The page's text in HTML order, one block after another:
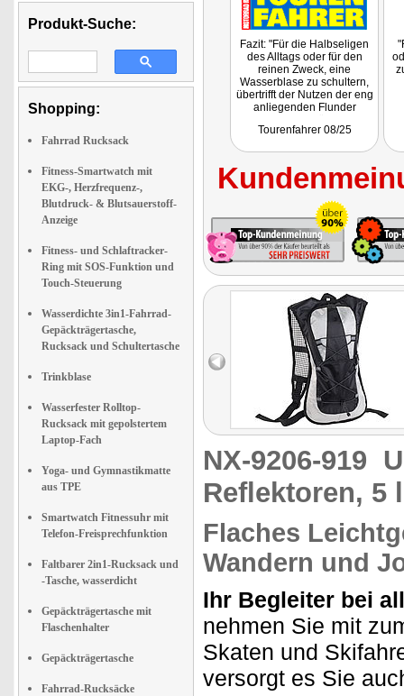
Produkt-Suche:
Shopping:
Fahrrad Rucksack
Fitness-Smartwatch mit
EKG-, Herzfrequenz-,
Blutdruck- & Blutsauerstoff-
Anzeige
Fitness- und Schlaftracker-
Ring mit SOS-Funktion und
Touch-Steuerung
Wasserdichte 3in1-Fahrrad-
Gepäckträgertasche,
Rucksack und Schultertasche
Trinkblase
Wasserfester Rolltop-
Rucksack mit gepolstertem
Laptop-Fach
Yoga- und Gymnastikmatte
aus TPE
Smartwatch Fitnessuhr mit
Telefon-Freisprechfunktion
Faltbarer 2in1-Rucksack und
-Tasche, wasserdicht
Gepäckträgertasche mit
Flaschenhalter
Gepäckträgertasche
Fahrrad-Rucksäcke
Fazit: "Für die Halbseligen
des Alltags oder für den
reinen Zweck, eine
Wasserblase zu schultern,
übertrifft der Nutzen der eng
anliegenden Flunder
fairen Gegenwert von 8,90
Euro. Sogar eine Kordel zur
und eine einfache
Schlauchdurchführung über
vorhanden."
Tourenfahrer 08/25
NX-9206-919
Reflektoren, 5 l
Flaches
Wandern und
Ihr Begleiter bei
nehmen Sie mit
Skaten und
versorgt es Sie